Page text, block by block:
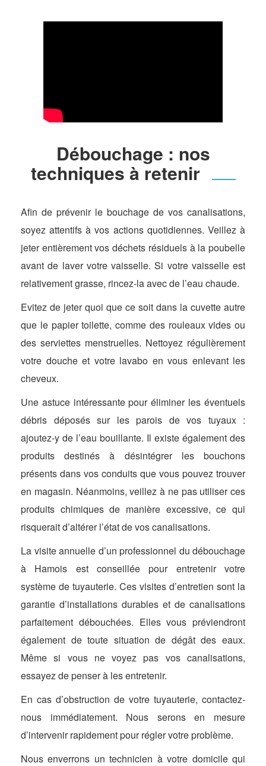
Débouchage : nos
techniques à retenir
Afin de prévenir le bouchage de vos canalisations,
soyez attentifs à vos actions quotidiennes. Veillez à
jeter entièrement vos déchets résiduels à la poubelle
avant de laver votre vaisselle. Si votre vaisselle est
relativement grasse, rincez-la avec de l’eau chaude.
Evitez de jeter quoi que ce soit dans la cuvette autre
que le papier toilette, comme des rouleaux vides ou
des serviettes menstruelles. Nettoyez régulièrement
votre douche et votre lavabo en vous enlevant les
cheveux.
Une astuce intéressante pour éliminer les éventuels
débris déposés sur les parois de vos tuyaux :
ajoutez-y de l’eau bouillante. Il existe également des
produits destinés à désintégrer les bouchons
présents dans vos conduits que vous pouvez trouver
en magasin. Néanmoins, veillez à ne pas utiliser ces
produits chimiques de manière excessive, ce qui
risquerait d’altérer l’état de vos canalisations.
La visite annuelle d’un professionnel du débouchage
à Hamois est conseillée pour entretenir votre
système de tuyauterie. Ces visites d’entretien sont la
garantie d’installations durables et de canalisations
parfaitement débouchées. Elles vous préviendront
également de toute situation de dégât des eaux.
Même si vous ne voyez pas vos canalisations,
essayez de penser à les entretenir.
En cas d’obstruction de votre tuyauterie, contactez-
nous immédiatement. Nous serons en mesure
d’intervenir rapidement pour régler votre problème.
Nous enverrons un technicien à votre domicile qui